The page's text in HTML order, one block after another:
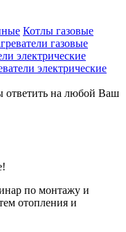
Котлы газовые
газовые
электрические
электрические
ответить на любой Ваш
по монтажу и
отопления и